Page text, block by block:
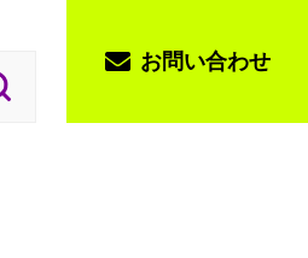
お問い合わせ